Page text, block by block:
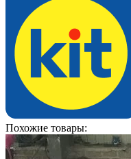
Похожие товары: